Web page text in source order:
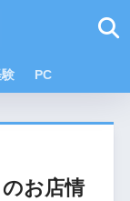
PC
のお店情